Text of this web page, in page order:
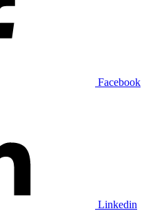
Facebook
Linkedin